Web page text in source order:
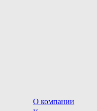
О компании